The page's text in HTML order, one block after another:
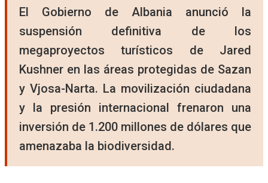
El Gobierno de Albania anunció la
suspensión definitiva de los
megaproyectos turísticos de Jared
Kushner en las áreas protegidas de Sazan
y Vjosa-Narta. La movilización ciudadana
y la presión internacional frenaron una
inversión de 1.200 millones de dólares que
amenazaba la biodiversidad.